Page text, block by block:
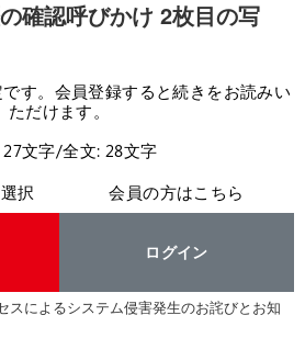
確認呼びかけ 2枚目の写
す。会員登録すると続きをお読みい
ただけます。
27文字/全文: 28文字
択
会員の方はこちら
ログイン
スによるシステム侵害発生のお詫びとお知